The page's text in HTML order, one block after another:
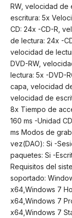
RW, velocidad de
escritura: 5x
CD: 24x -CD-R,
de lectura: 24x -
velocidad de
DVD-RW,
lectura: 5x -DVD-
capa, velocidad
velocidad de
8x Tiempo de
160 ms -Unidad
ms Modos de
vez(DAO): Si -
paquetes: Si -
Requisitos del
soportado:
x64,Windows 7
x64,Windows 7
x64,Windows 7